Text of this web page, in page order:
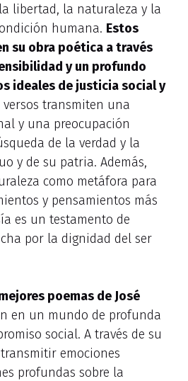
libertad, la naturaleza y la
humana. Estos
su obra poética a través
y un profundo
ideales de justicia social y
versos transmiten una
y una preocupación
de la verdad y la
y de su patria. Además,
como metáfora para
y pensamientos más
es un testamento de
por la dignidad del ser
poemas de José
en un mundo de profunda
social. A través de su
emociones
profundas sobre la